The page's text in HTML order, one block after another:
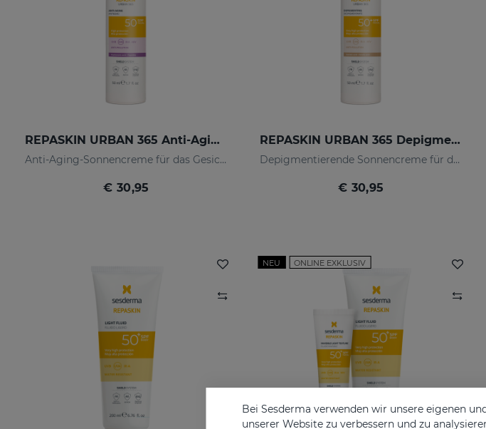
REPASKIN URBAN 365 Anti-Aging LSF50
Anti-Aging-Sonnencreme für das Gesicht
€ 30,95
REPASKIN URBAN 365 Depigmenting LSF50+
Depigmentierende Sonnencreme für das Gesicht
€ 30,95
NEU ONLINE EXKLUSIV
Bei Sesderma verwenden wir unsere eigenen
unserer Website zu verbessern und zu